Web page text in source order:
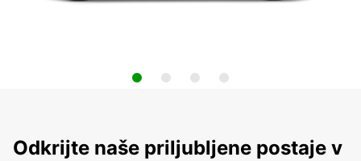
Odkrijte naše priljubljene postaje v